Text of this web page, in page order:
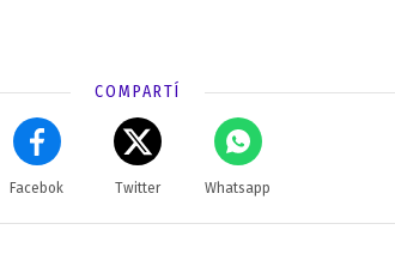
COMPARTÍ
Facebok Twitter Whatsapp